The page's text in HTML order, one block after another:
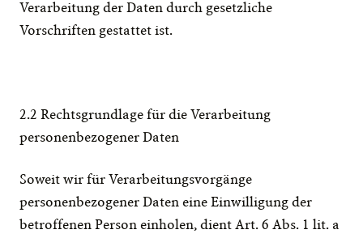
Verarbeitung der Daten durch gesetzliche
Vorschriften gestattet ist.
2.2 Rechtsgrundlage für die Verarbeitung
personenbezogener Daten
Soweit wir für Verarbeitungsvorgänge
personenbezogener Daten eine Einwilligung der
betroffenen Person einholen, dient Art. 6 Abs. 1 lit. a